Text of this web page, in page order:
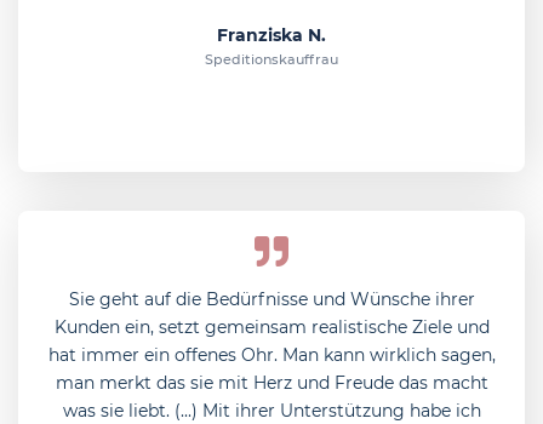
Franziska N.
Speditionskauffrau
Sie geht auf die Bedürfnisse und Wünsche ihrer
Kunden ein, setzt gemeinsam realistische Ziele und
hat immer ein offenes Ohr. Man kann wirklich sagen,
man merkt das sie mit Herz und Freude das macht
was sie liebt. (...) Mit ihrer Unterstützung habe ich